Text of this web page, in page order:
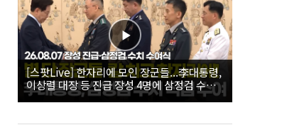
[스팟Live] 한자리에 모인 장군들...李대통령,
이상렬 대장 등 진급 장성 4명에 삼정검 수치
직접 수여｜26.08.07 장성 진급·삼정검 수치